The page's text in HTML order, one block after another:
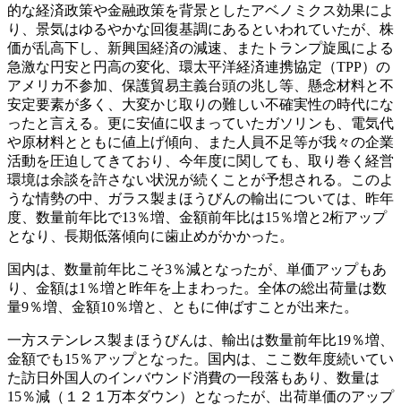
的な経済政策や金融政策を背景としたアベノミクス効果によ
り、景気はゆるやかな回復基調にあるといわれていたが、株
価が乱高下し、新興国経済の減速、またトランプ旋風による
急激な円安と円高の変化、環太平洋経済連携協定（TPP）の
アメリカ不参加、保護貿易主義台頭の兆し等、懸念材料と不
安定要素が多く、大変かじ取りの難しい不確実性の時代にな
ったと言える。更に安値に収まっていたガソリンも、電気代
や原材料とともに値上げ傾向、また人員不足等が我々の企業
活動を圧迫してきており、今年度に関しても、取り巻く経営
環境は余談を許さない状況が続くことが予想される。このよ
うな情勢の中、ガラス製まほうびんの輸出については、昨年
度、数量前年比で13％増、金額前年比は15％増と2桁アップ
となり、長期低落傾向に歯止めがかかった。
国内は、数量前年比こそ3％減となったが、単価アップもあ
り、金額は1％増と昨年を上まわった。全体の総出荷量は数
量9％増、金額10％増と、ともに伸ばすことが出来た。
一方ステンレス製まほうびんは、輸出は数量前年比19％増、
金額でも15％アップとなった。国内は、ここ数年度続いてい
た訪日外国人のインバウンド消費の一段落もあり、数量は
15％減（１２１万本ダウン）となったが、出荷単価のアップ